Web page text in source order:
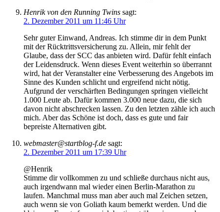
Henrik von den Running Twins sagt:
2. Dezember 2011 um 11:46 Uhr
Sehr guter Einwand, Andreas. Ich stimme dir in dem Punkt
mit der Rücktrittsversicherung zu. Allein, mir fehlt der
Glaube, dass der SCC das anbieten wird. Dafür fehlt einfach
der Leidensdruck. Wenn dieses Event weiterhin so überrannt
wird, hat der Veranstalter eine Verbesserung des Angebots im
Sinne des Kunden schlicht und ergreifend nicht nötig.
Aufgrund der verschärften Bedingungen springen vielleicht
1.000 Leute ab. Dafür kommen 3.000 neue dazu, die sich
davon nicht abschrecken lassen. Zu den letzten zähle ich auch
mich. Aber das Schöne ist doch, dass es gute und fair
bepreiste Alternativen gibt.
webmaster@startblog-f.de sagt:
2. Dezember 2011 um 17:39 Uhr
@Henrik
Stimme dir vollkommen zu und schließe durchaus nicht aus,
auch irgendwann mal wieder einen Berlin-Marathon zu
laufen. Manchmal muss man aber auch mal Zeichen setzen,
auch wenn sie von Goliath kaum bemerkt werden. Und die